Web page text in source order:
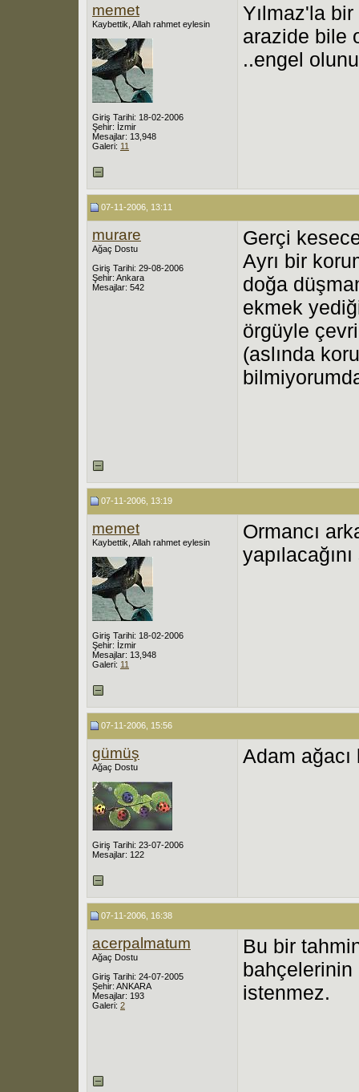
memet
Kaybettik, Allah rahmet eylesin
Giriş Tarihi: 18-02-2006
Şehir: İzmir
Mesajlar: 13,948
Galeri: 11
Yılmaz'la
arazide bile
..engel
07-11-2006, 13:11
murare
Ağaç Dostu
Giriş Tarihi: 29-08-2006
Şehir: Ankara
Mesajlar: 542
Gerçi
Ayrı bir
doğa
ekmek
örgüyle
(aslında
07-11-2006, 13:19
memet
Kaybettik, Allah rahmet eylesin
Giriş Tarihi: 18-02-2006
Şehir: İzmir
Mesajlar: 13,948
Galeri: 11
Ormancı
07-11-2006, 15:56
gümüş
Ağaç Dostu
Giriş Tarihi: 23-07-2006
Mesajlar: 122
Adam
07-11-2006, 16:38
acerpalmatum
Ağaç Dostu
Giriş Tarihi: 24-07-2005
Şehir: ANKARA
Mesajlar: 193
Galeri: 2
Bu bir
bahçelerinin
istenmez.